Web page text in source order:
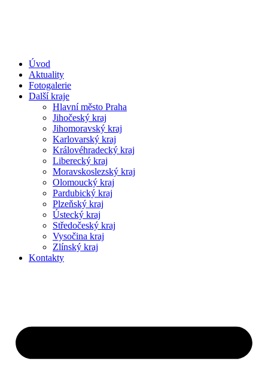
Úvod
Aktuality
Fotogalerie
Další kraje
Hlavní město Praha
Jihočeský kraj
Jihomoravský kraj
Karlovarský kraj
Královéhradecký kraj
Liberecký kraj
Moravskoslezský kraj
Olomoucký kraj
Pardubický kraj
Plzeňský kraj
Ústecký kraj
Středočeský kraj
Vysočina kraj
Zlínský kraj
Kontakty